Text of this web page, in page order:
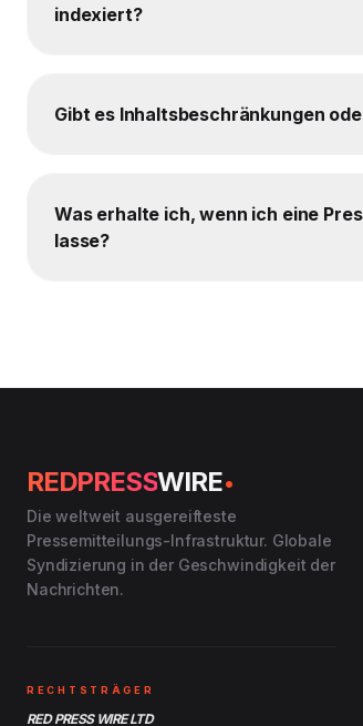
indexiert?
Gibt es Inhaltsbeschränkungen
Was erhalte ich, wenn ich eine
lasse?
REDPRESSWIRE.
Die weltweit ausgereifteste
Pressemitteilungs-Infrastruktur. Globale
Syndizierung in der Geschwindigkeit der
Nachrichten.
RECHTSTRÄGER
RED PRESS WIRE LTD